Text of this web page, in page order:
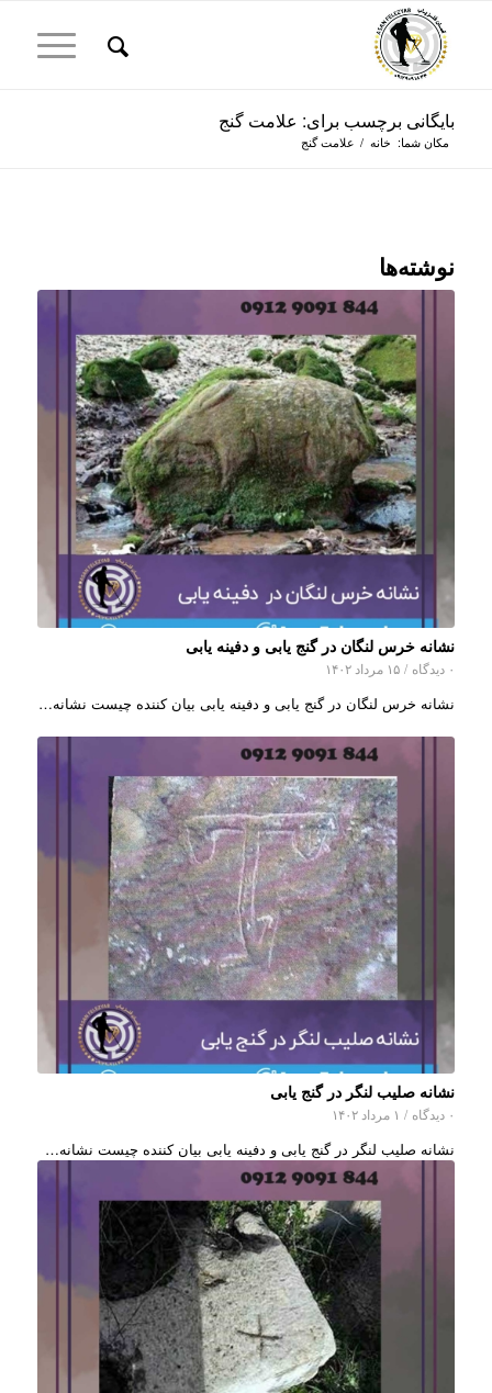
بایگانی برچسب برای: علامت گنج
مکان شما: خانه / علامت گنج
نوشته‌ها
نشانه خرس لنگان در گنج یابی و دفینه یابی
۰ دیدگاه / ۱۵ مرداد ۱۴۰۲
نشانه خرس لنگان در گنج یابی و دفینه یابی بیان کننده چیست نشانه…
نشانه صلیب لنگر در گنج یابی
۰ دیدگاه / ۱ مرداد ۱۴۰۲
نشانه صلیب لنگر در گنج یابی و دفینه یابی بیان کننده چیست نشانه…